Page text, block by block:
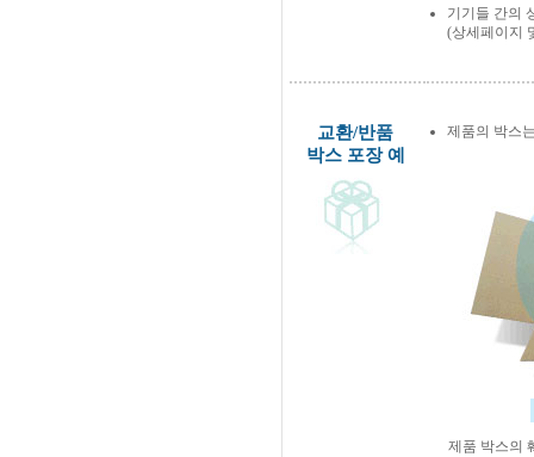
기기들 간의
(상세페이지
교환/반품
박스 포장 예
제품의 박스
제품 박스의